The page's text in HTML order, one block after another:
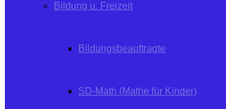
Bildung u. Freizeit
Bildungsbeauftragte
SD-Math (Mathe für Kinder)